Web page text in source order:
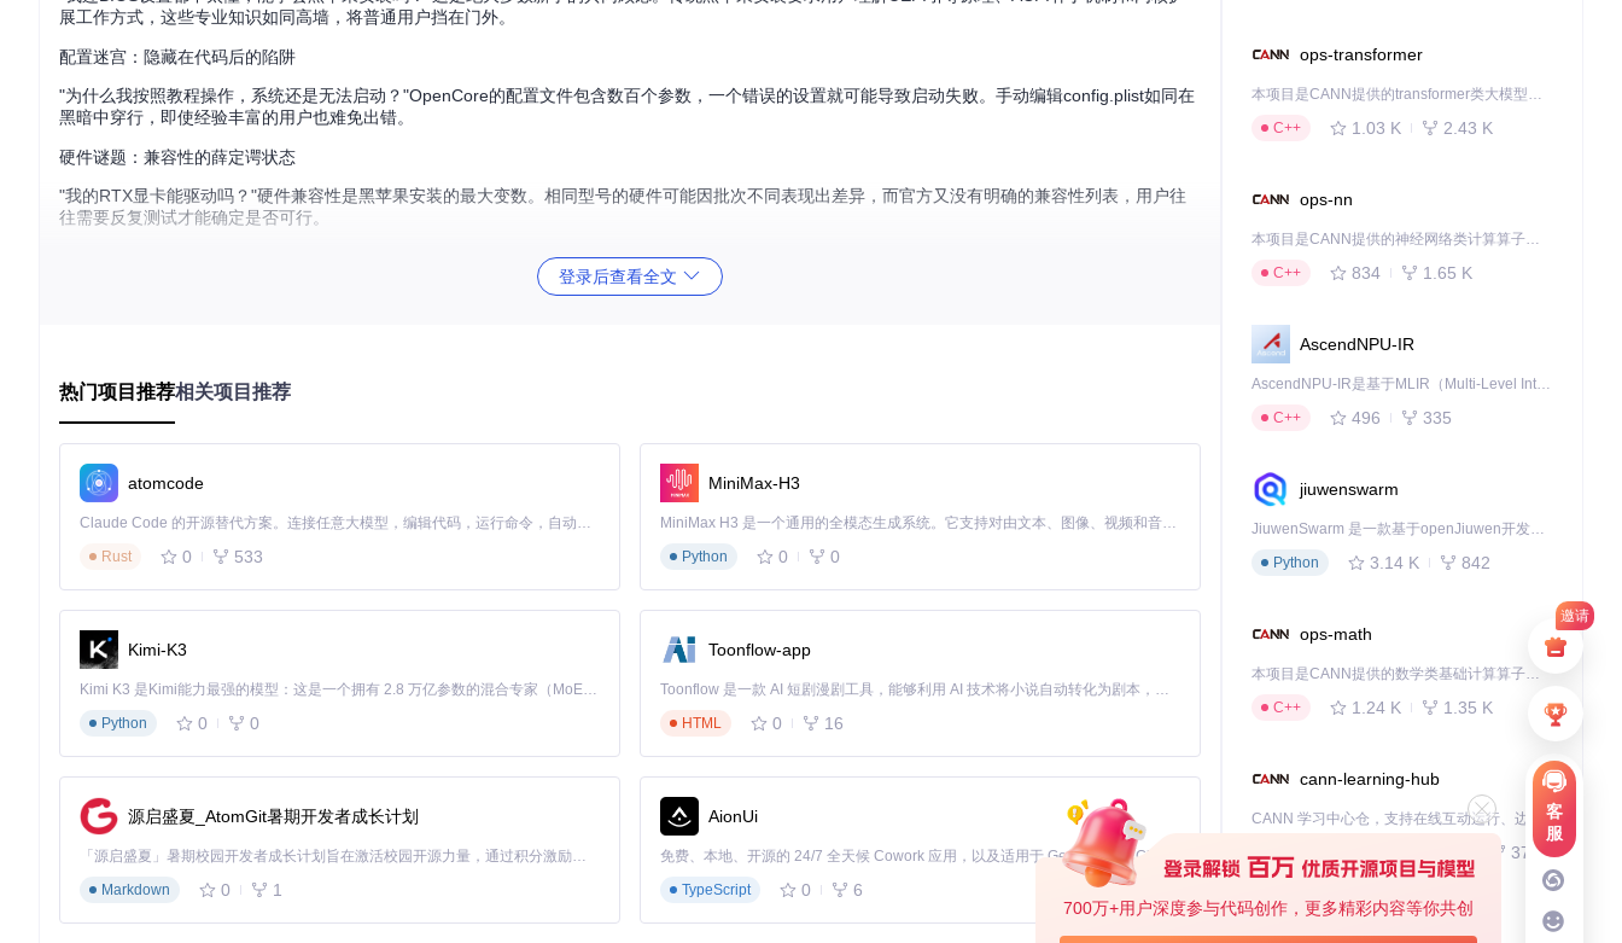
邀请
客
服
700万+用户深度参与代码创作，更多精彩内容等你共创
展工作方式，这些专业知识如同高墙，将普通用户挡在门外。
配置迷宫：隐藏在代码后的陷阱
"为什么我按照教程操作，系统还是无法启动？"OpenCore的配置文件包含数百个参数，一个错误的设置就可能导致启动失败。手动编辑config.plist如同在
黑暗中穿行，即使经验丰富的用户也难免出错。
硬件谜题：兼容性的薛定谔状态
"我的RTX显卡能驱动吗？"硬件兼容性是黑苹果安装的最大变数。相同型号的硬件可能因批次不同表现出差异，而官方又没有明确的兼容性列表，用户往
往需要反复测试才能确定是否可行。
OpCore Simplify主界面提供清晰的操作指引，降低了黑苹果安装的技术门槛
硬件信息采集：从手动记录到自动分析
传统方式
需要使用多个工具分别收集CPU、主板、显卡信息
一键生成完整硬件报告，自动识别关键组件
需手动整理硬件参数并查阅兼容性列表
工具内置数据库，即时匹配兼容信息
传统方法需要用户在多个论坛和文档中查找硬件支持情况，耗时且信息分散。OpCore Simplify则通过内置的兼容性数据库，自动分析硬件与macOS版本
的匹配度，并提供明确的支持等级标识：
推荐：完美支持，无需额外配置
不支持
硬件兼容性检查界面：清晰显示各组件对macOS的支持情况，包括支持的版本范围
EFI配置：从代码编辑到可视化操作
传统配置需要手动修改XML格式的config.plist文件，涉及数百个参数。OpCore Simplify将复杂的配置项转化为直观的图形界面，用户只需选择目标macOS
登录后查看全文
热门项目推荐相关项目推荐
atomcode
Claude Code 的开源替代方案。连接任意大模型，编辑代码，运行命令，自动验证 — 全自动执行。用 Rust 构建，极致性能。 ｜ An open-source alternative to Claude Code. Connect any LLM, edit code, run commands, and verify changes — autonomously. Built in Rust for speed. Get Started
Rust
0 533
MiniMax-H3
MiniMax H3 是一个通用的全模态生成系统。它支持对由文本、图像、视频和音频组成的多模态上下文进行统一理解，并能生成分辨率高达 2K、时长可达 15 秒的带原生立体声音频的视频。得益于面向任务泛化的系统设计，H3 在预训练阶段就已具备广泛的多模态上下文理解与生成能力，能够出色地执行复杂的多模态指令。
Python
0 0
Kimi-K3
Kimi K3 是Kimi能力最强的模型：这是一个拥有 2.8 万亿参数的混合专家（MoE）模型，具备原生视觉理解能力，并支持 100 万 token 的上下文窗口。
Python
0 0
Toonflow-app
Toonflow 是一款 AI 短剧漫剧工具，能够利用 AI 技术将小说自动转化为剧本，并结合 AI 生成的图片和视频，实现高效的短剧创作。借助 Toonflow，可以轻松完成从文字到影像的全流程，让短剧制作变得更加智能与便捷。
HTML
0 16
源启盛夏_AtomGit暑期开发者成长计划
「源启盛夏」暑期校园开发者成长计划旨在激活校园开源力量，通过积分激励、认证扶持、资源倾斜等形式，引导高校组织和开发者完成「入驻 — 建项目 — 做贡献 — 获认证 — 得资源」的完整闭环。无论你是想带领社团入驻平台的组织者，还是希望用代码贡献证明自己的开发者，都能在这里找到属于你的成长路径。
Markdown
0 1
AionUi
免费、本地、开源的 24/7 全天候 Cowork 应用，以及适用于 Gemini CLI、Claude Code、Codex、OpenCode、Qwen Code、Goose CLI、Auggie 等的 OpenClaw | 🌟 喜欢就点star吧
TypeScript
0 6
ops-transformer
本项目是CANN提供的transformer类大模型算子库，实现网络在NPU上加速计算。
C++
1.03 K 2.43 K
ops-nn
本项目是CANN提供的神经网络类计算算子库，实现网络在NPU上加速计算。
C++
834 1.65 K
AscendNPU-IR
AscendNPU-IR是基于MLIR（Multi-Level Intermediate Representation）构建的，面向昇腾亲和算子编译时使用的中间表示，提供昇腾完备表达能力，通过编译优化提升昇腾AI处理器计算效率，支持通过生态框架使能昇腾AI处理器与深度调优
C++
496 335
jiuwenswarm
JiuwenSwarm 是一款基于openJiuwen开发的智能AI Agent，它能够将大语言模型的强大能力，通过你日常使用的各类通讯应用，直接延伸至你的指尖。
Python
3.14 K 842
ops-math
本项目是CANN提供的数学类基础计算算子库，实现网络在NPU上加速计算。
C++
1.24 K 1.35 K
cann-learning-hub
Jupyter Notebook
377
kernel